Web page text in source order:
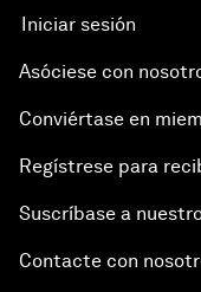
Iniciar sesión
Asóciese con
Conviértase en
Regístrese para
Suscríbase a
Contacte con